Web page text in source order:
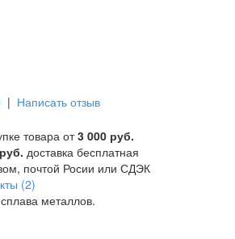
| Написать отзыв
товара от3 000 руб.
доставка бесплатная
почтой Росии или СДЭК
(2)
металлов.